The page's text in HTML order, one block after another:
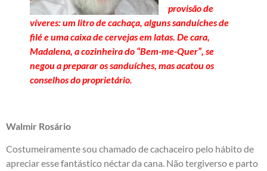
provisão de
víveres: um litro de cachaça, alguns sanduíches de
filé e uma caixa de cervejas em latas. De cara,
Madalena, a cozinheira do “Bem-me-Quer”, se
negou a preparar os sanduíches, mas acatou os
conselhos do proprietário.
Walmir Rosário
Costumeiramente sou chamado de cachaceiro pelo hábito de
apreciar esse fantástico néctar da cana. Não tergiverso e parto